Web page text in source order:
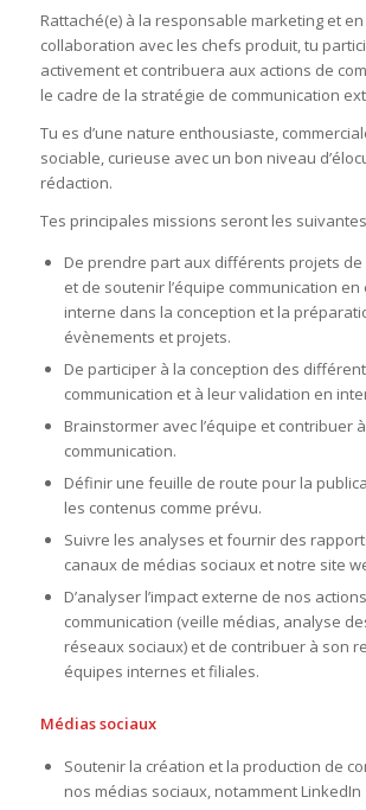
Rattaché(e) à la responsable marketing et
collaboration avec les chefs produit, tu
activement et contribuera aux actions de
le cadre de la stratégie de communication
Tu es d’une nature enthousiaste,
sociable, curieuse avec un bon niveau
rédaction.
Tes principales missions seront les
De prendre part aux différents projets de
et de soutenir l’équipe communication
interne dans la conception et la
évènements et projets.
De participer à la conception des
communication et à leur validation en
Brainstormer avec l’équipe et contribuer
communication.
Définir une feuille de route pour la
les contenus comme prévu.
Suivre les analyses et fournir des
canaux de médias sociaux et notre site
D’analyser l’impact externe de nos
communication (veille médias, analyse
réseaux sociaux) et de contribuer à son
équipes internes et filiales.
Médias sociaux
Soutenir la création et la production de
nos médias sociaux, notamment LinkedIn